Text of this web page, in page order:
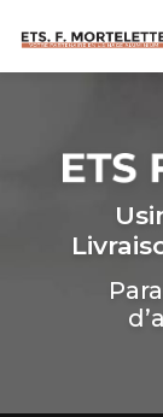
principal